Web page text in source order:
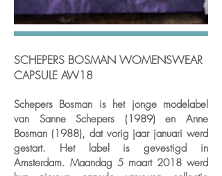
SCHEPERS BOSMAN WOMENSWEAR
CAPSULE AW18
Schepers Bosman is het jonge modelabel
van Sanne Schepers (1989) en Anne
Bosman (1988), dat vorig jaar januari werd
gestart. Het label is gevestigd in
Amsterdam. Maandag 5 maart 2018 werd